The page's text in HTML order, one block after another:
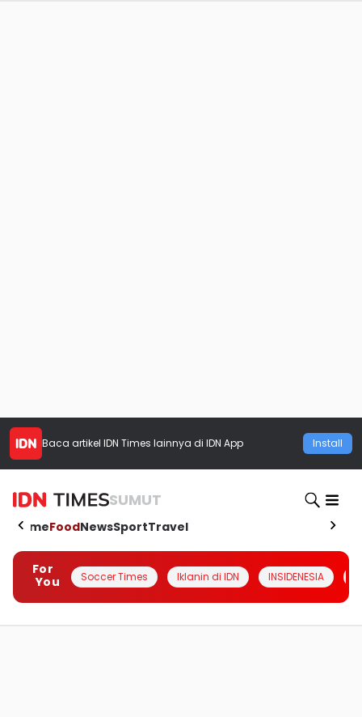
Baca artikel IDN Times lainnya di IDN App Install
SUMUT
HomeFoodNewsSportTravel
For
You
Soccer Times Iklanin di IDN INSIDENESIA